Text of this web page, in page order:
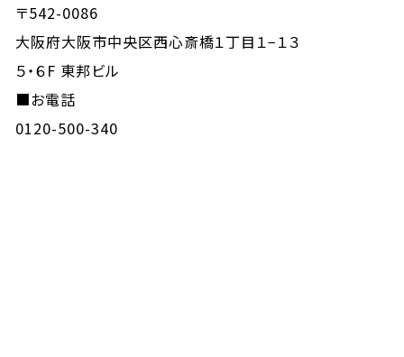
〒542-0086
大阪府大阪市中央区西心斎橋１丁目１−１３
５・６F 東邦ビル
■お電話
0120-500-340